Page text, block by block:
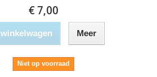
€ 7,00
Meer
Niet op voorraad